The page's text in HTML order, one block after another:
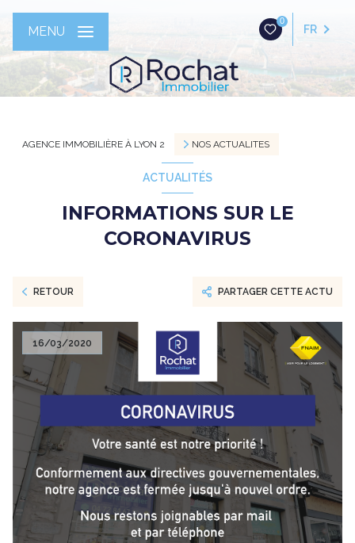
0
FR
MENU
AGENCE IMMOBILIÈRE À LYON 2 NOS ACTUALITES
ACTUALITÉS
INFORMATIONS SUR LE
CORONAVIRUS
RETOUR PARTAGER CETTE ACTU
16/03/2020